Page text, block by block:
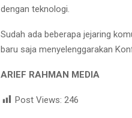
dengan teknologi.
Sudah ada beberapa jejaring
baru saja menyelenggarakan
ARIEF RAHMAN MEDIA
Post Views: 246